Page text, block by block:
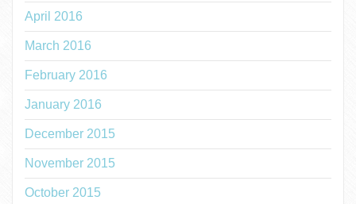
April 2016
March 2016
February 2016
January 2016
December 2015
November 2015
October 2015